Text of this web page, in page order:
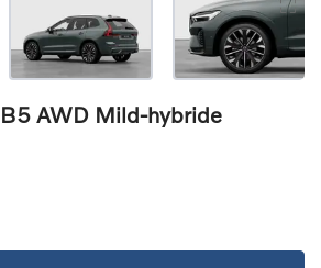
AWD Mild-hybride